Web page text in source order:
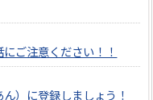
ご注意ください！！
）に登録しましょう！